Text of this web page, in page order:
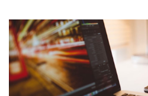
Catégorie :
Strategy